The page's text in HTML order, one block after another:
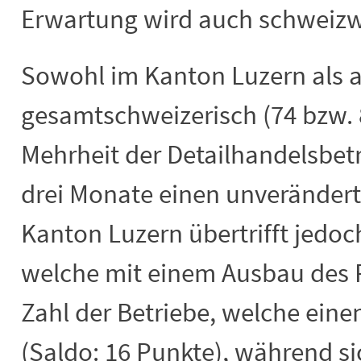
Erwartung wird auch
Sowohl im Kanton Luzern als
gesamtschweizerisch (74
Mehrheit der
drei Monate einen
Kanton Luzern übertrifft
welche mit einem Ausbau des
Zahl der Betriebe, welche
(Saldo: 16 Punkte), während